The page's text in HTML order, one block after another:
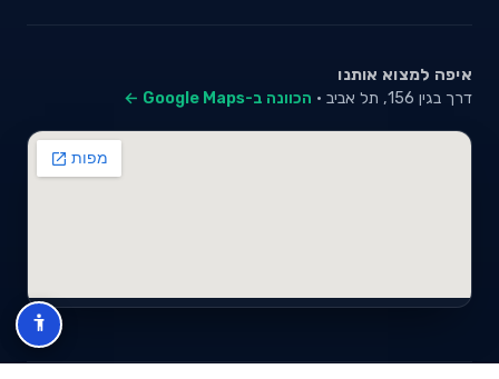
איפה למצוא אותנו
דרך בגין 156, תל אביב · הכוונה ב-Google Maps ←